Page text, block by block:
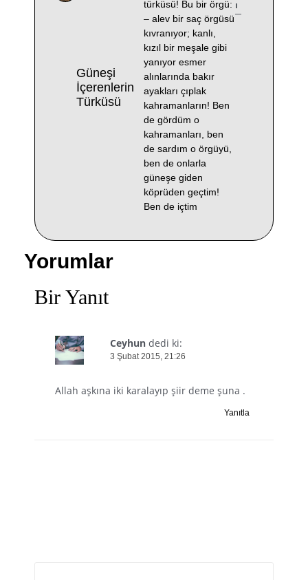
Güneşi
İçerenlerin
Türküsü
türküsü! Bu bir örgü:
– alev bir saç örgüsü
kıvranıyor; kanlı,
kızıl bir meşale gibi
yanıyor esmer
alınlarında bakır
ayakları çıplak
kahramanların! Ben
de gördüm o
kahramanları, ben
de sardım o örgüyü,
ben de onlarla
güneşe giden
köprüden geçtim!
Ben de içtim
ı
Yorumlar
Bir Yanıt
Ceyhun dedi ki:
3 Şubat 2015, 21:26
Allah aşkına iki karalayıp şiir deme şuna .
Yanıtla